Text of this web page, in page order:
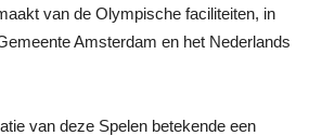
van de Olympische faciliteiten, in
Amsterdam en het Nederlands
van deze Spelen betekende een